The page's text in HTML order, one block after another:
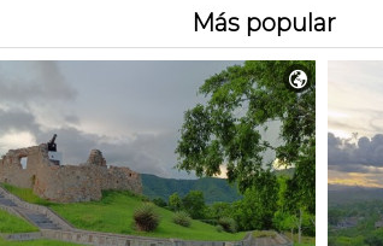
Más popular
